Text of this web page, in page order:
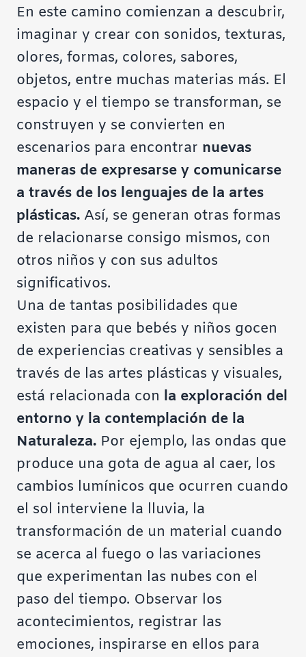
En este camino comienzan a descubrir,
imaginar y crear con sonidos, texturas,
olores, formas, colores, sabores,
objetos, entre muchas materias más. El
espacio y el tiempo se transforman, se
construyen y se convierten en
escenarios para encontrar nuevas
maneras de expresarse y comunicarse
a través de los lenguajes de la artes
plásticas. Así, se generan otras formas
de relacionarse consigo mismos, con
otros niños y con sus adultos
significativos.
Una de tantas posibilidades que
existen para que bebés y niños gocen
de experiencias creativas y sensibles a
través de las artes plásticas y visuales,
está relacionada con la exploración del
entorno y la contemplación de la
Naturaleza. Por ejemplo, las ondas que
produce una gota de agua al caer, los
cambios lumínicos que ocurren cuando
el sol interviene la lluvia, la
transformación de un material cuando
se acerca al fuego o las variaciones
que experimentan las nubes con el
paso del tiempo. Observar los
acontecimientos, registrar las
emociones, inspirarse en ellos para